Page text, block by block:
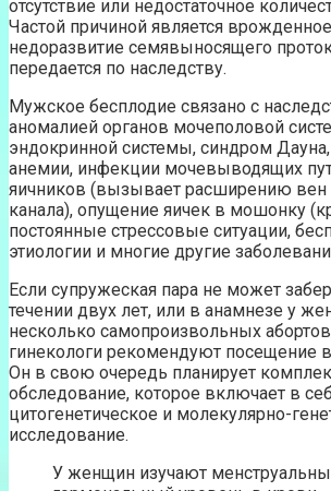
отсутствие или недостаточное
Частой причиной является
недоразвитие семявыносящего
передается по наследству.
Мужское бесплодие связано с
аномалией органов мочеполовой
эндокринной системы, синдром
анемии, инфекции мочевыводящих
яичников (вызывает расширению вен
канала), опущение яичек в мошонку
постоянные стрессовые ситуации,
этиологии и многие другие
Если супружеская пара не может
течении двух лет, или в анамнезе у
несколько самопроизвольных
гинекологи рекомендуют посещение
Он в свою очередь планирует
обследование, которое включает в
цитогенетическое и молекулярно-
исследование.
У женщин изучают